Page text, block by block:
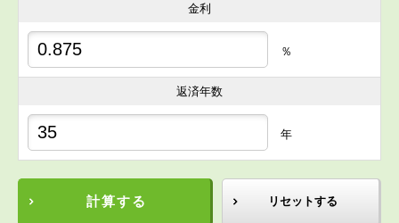
金利
％
返済年数
年
計算する リセットする